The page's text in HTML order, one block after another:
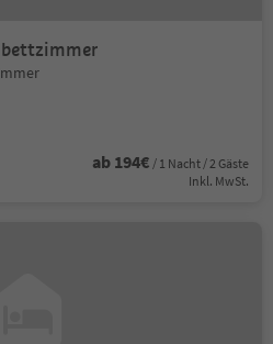
ab 194€ / 1 Nacht / 2 Gäste
Inkl. MwSt.